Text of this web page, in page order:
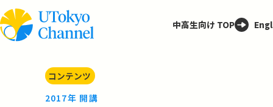
中高生向け TOP
コンテンツ
2017年 開講